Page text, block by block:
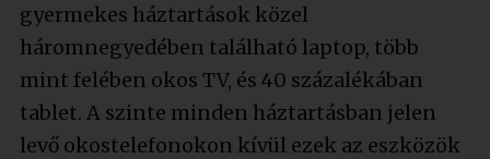
gyermekes háztartások közel
háromnegyedében található laptop, több
mint felében okos TV, és 40 százalékában
tablet. A szinte minden háztartásban jelen
levő okostelefonokon kívül ezek az eszközök